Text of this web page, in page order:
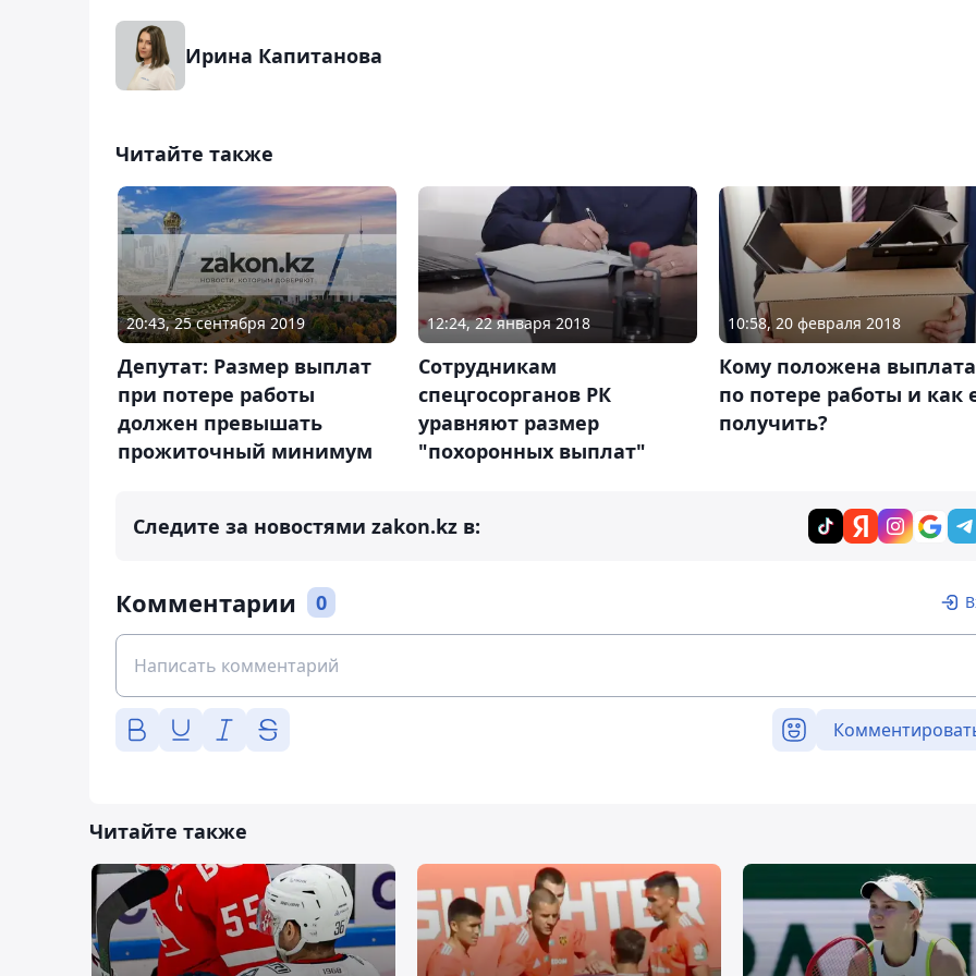
Ирина Капитанова
Читайте также
20:43, 25 сентября 2019
Депутат: Размер выплат
при потере работы
должен превышать
прожиточный минимум
12:24, 22 января 2018
Сотрудникам
спецгосорганов РК
уравняют размер
"похоронных выплат"
10:58, 20 февраля 2018
Кому положена выплата
по потере работы и как
получить?
Следите за новостями zakon.kz в:
Комментарии 0
Читайте также